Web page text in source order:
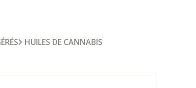
HUILES DE CANNABIS